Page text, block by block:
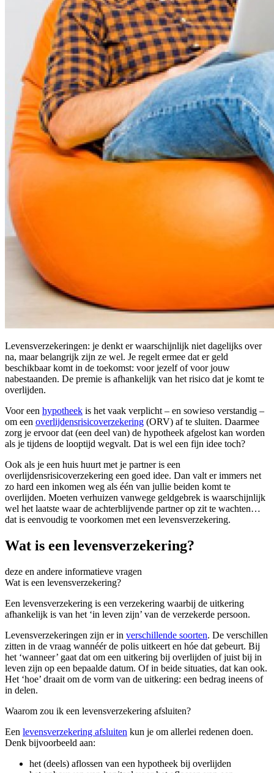
Levensverzekeringen: je denkt er waarschijnlijk niet dagelijks over
na, maar belangrijk zijn ze wel. Je regelt ermee dat er geld
beschikbaar komt in de toekomst: voor jezelf of voor jouw
nabestaanden. De premie is afhankelijk van het risico dat je komt te
overlijden.
Voor een hypotheek is het vaak verplicht – en sowieso verstandig –
om een overlijdensrisicoverzekering (ORV) af te sluiten. Daarmee
zorg je ervoor dat (een deel van) de hypotheek afgelost kan worden
als je tijdens de looptijd wegvalt. Dat is wel een fijn idee toch?
Ook als je een huis huurt met je partner is een
overlijdensrisicoverzekering een goed idee. Dan valt er immers net
zo hard een inkomen weg als één van jullie beiden komt te
overlijden. Moeten verhuizen vanwege geldgebrek is waarschijnlijk
wel het laatste waar de achterblijvende partner op zit te wachten…
dat is eenvoudig te voorkomen met een levensverzekering.
Wat is een levensverzekering?
deze en andere informatieve vragen
Wat is een levensverzekering?
Een levensverzekering is een verzekering waarbij de uitkering
afhankelijk is van het ‘in leven zijn’ van de verzekerde persoon.
Levensverzekeringen zijn er in verschillende soorten. De verschillen
zitten in de vraag wannéér de polis uitkeert en hóe dat gebeurt. Bij
het ‘wanneer’ gaat dat om een uitkering bij overlijden of juist bij in
leven zijn op een bepaalde datum. Of in beide situaties, dat kan ook.
Het ‘hoe’ draait om de vorm van de uitkering: een bedrag ineens of
in delen.
Waarom zou ik een levensverzekering afsluiten?
Een levensverzekering afsluiten kun je om allerlei redenen doen.
Denk bijvoorbeeld aan:
het (deels) aflossen van een hypotheek bij overlijden